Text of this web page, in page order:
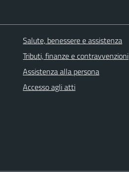
Salute, benessere e assistenza
Tributi, finanze e contravvenzioni
Assistenza alla persona
Accesso agli atti